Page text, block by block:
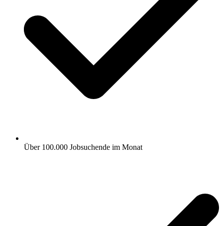
Über 100.000 Jobsuchende im Monat